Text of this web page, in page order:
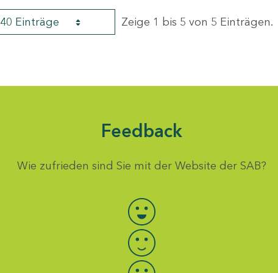
40 Einträge Zeige 1 bis 5 von 5 Einträgen.
Feedback
Wie zufrieden sind Sie mit der Website der SAB?
Bewertung auswählen